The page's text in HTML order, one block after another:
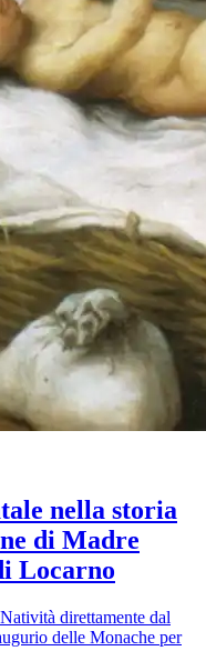
nella storia
di Madre
Locarno
direttamente dal
delle Monache per